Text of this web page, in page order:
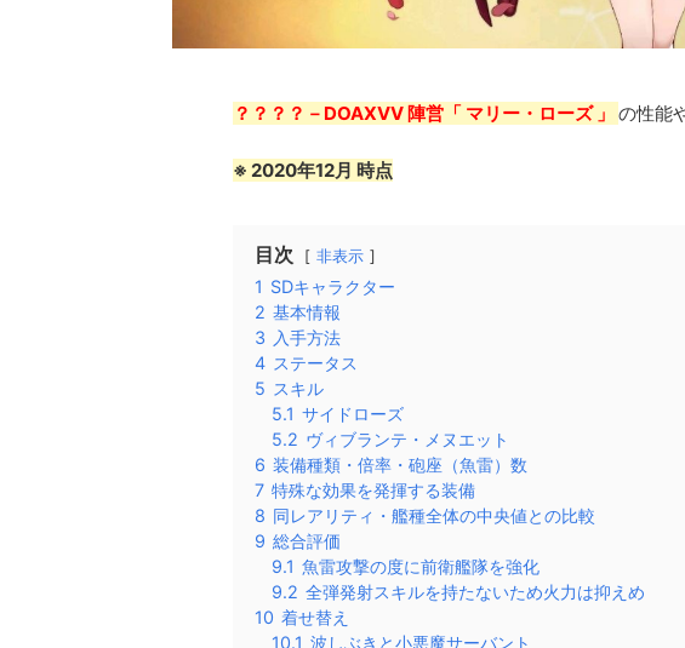
？？？？－DOAXVV 陣営「 マリー・ローズ 」 の性能
※ 2020年12月 時点
目次 非表示
1 SDキャラクター
2 基本情報
3 入手方法
4 ステータス
5 スキル
5.1 サイドローズ
5.2 ヴィブランテ・メヌエット
6 装備種類・倍率・砲座（魚雷）数
7 特殊な効果を発揮する装備
8 同レアリティ・艦種全体の中央値との比較
9 総合評価
9.1 魚雷攻撃の度に前衛艦隊を強化
9.2 全弾発射スキルを持たないため火力は抑えめ
10 着せ替え
10.1 波しぶきと小悪魔サーバント